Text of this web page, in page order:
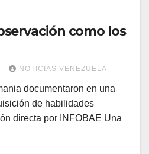
como los
NOTICIAS VENEZUELA
documentaron en una
de habilidades
directa por INFOBAE Una